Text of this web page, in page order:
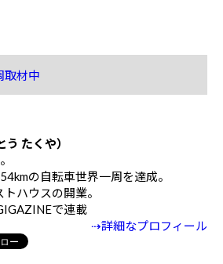
取材中
たくや）
の自転車世界一周を達成。
ハウスの開業。
で連載
⇢詳細なプロフィール